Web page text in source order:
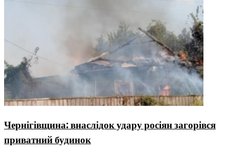
Чернігівщина: внаслідок удару росіян загорівся
приватний будинок